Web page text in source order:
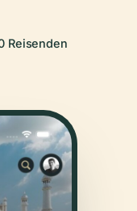
Reisenden